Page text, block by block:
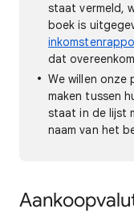
staat vermeld,
boek is
dat
We willen onze
maken tussen
staat in de lijst
naam van het